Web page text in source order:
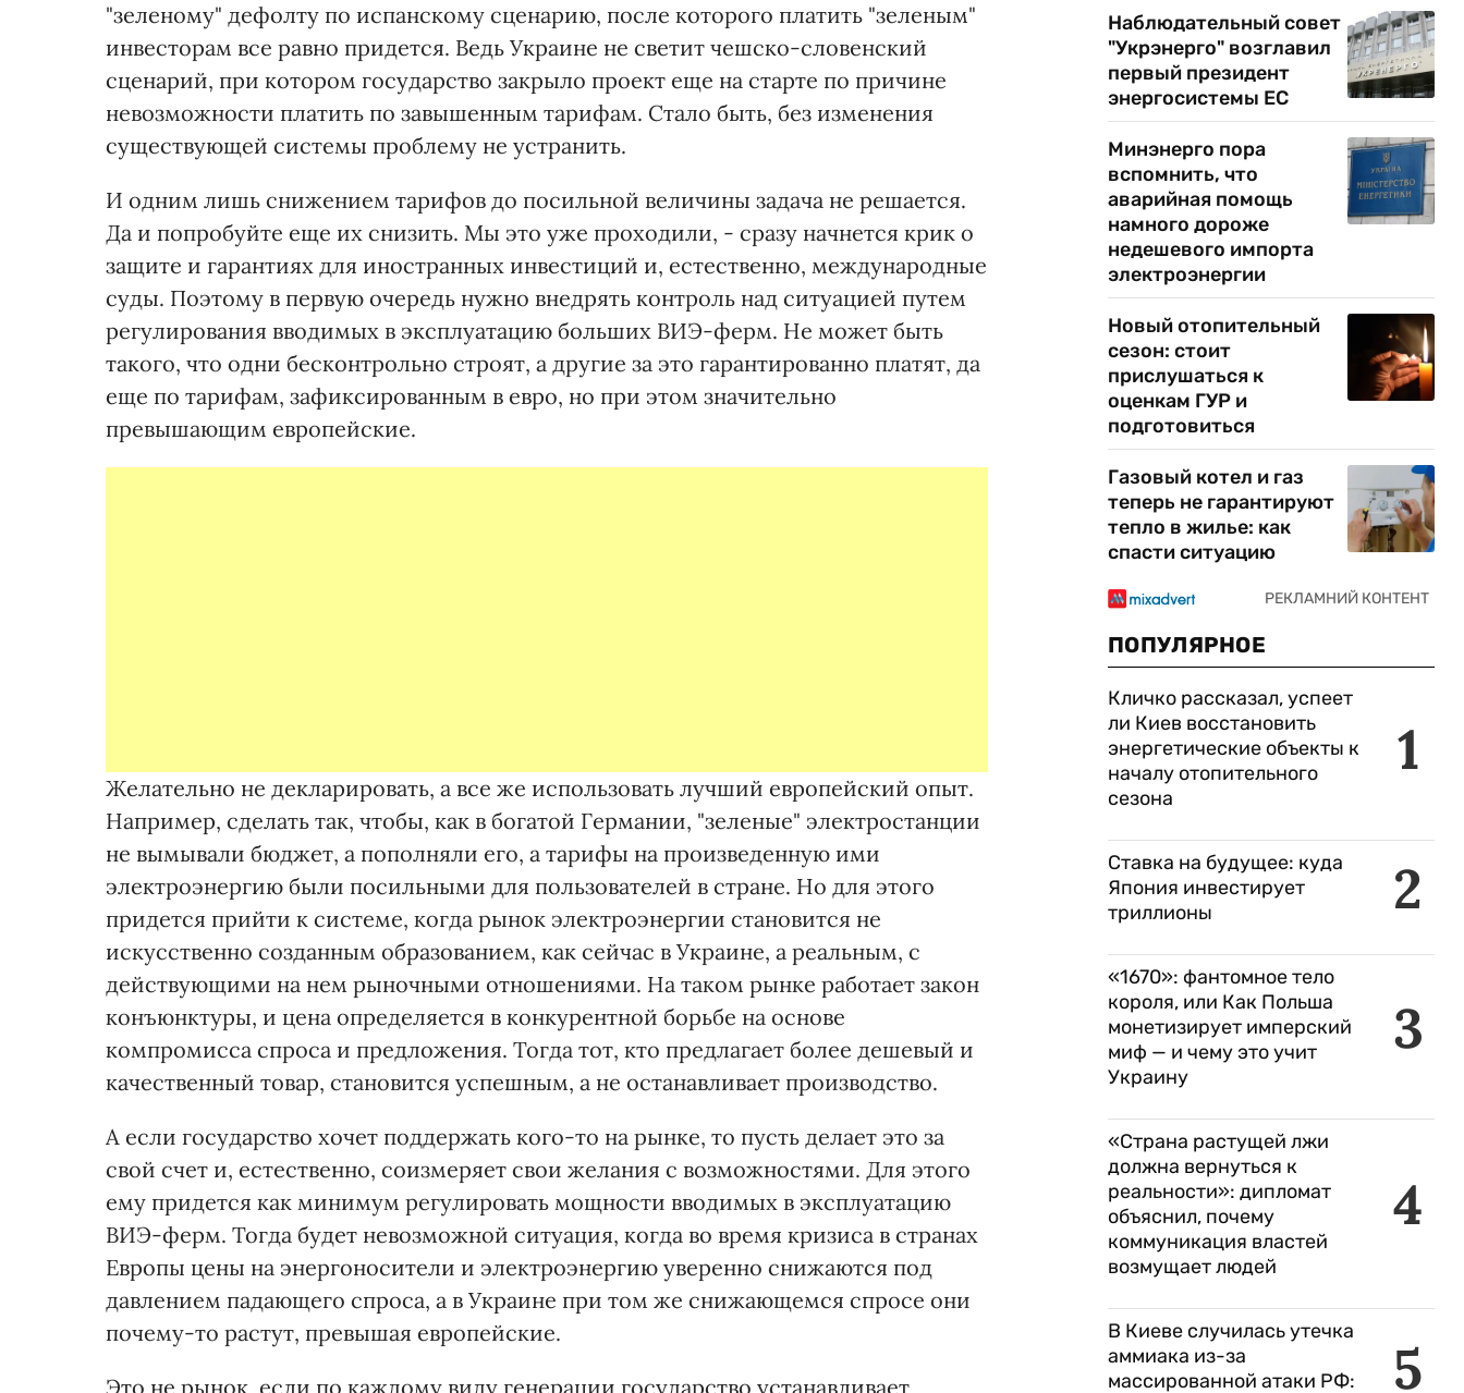
"зеленому" дефолту по испанскому сценарию, после которого платить "зеленым"
инвесторам все равно придется. Ведь Украине не светит чешско-словенский
сценарий, при котором государство закрыло проект еще на старте по причине
невозможности платить по завышенным тарифам. Стало быть, без изменения
существующей системы проблему не устранить.
И одним лишь снижением тарифов до посильной величины задача не решается.
Да и попробуйте еще их снизить. Мы это уже проходили, - сразу начнется крик о
защите и гарантиях для иностранных инвестиций и, естественно, международные
суды. Поэтому в первую очередь нужно внедрять контроль над ситуацией путем
регулирования вводимых в эксплуатацию больших ВИЭ-ферм. Не может быть
такого, что одни бесконтрольно строят, а другие за это гарантированно платят, да
еще по тарифам, зафиксированным в евро, но при этом значительно
превышающим европейские.
Желательно не декларировать, а все же использовать лучший европейский опыт.
Например, сделать так, чтобы, как в богатой Германии, "зеленые" электростанции
не вымывали бюджет, а пополняли его, а тарифы на произведенную ими
электроэнергию были посильными для пользователей в стране. Но для этого
придется прийти к системе, когда рынок электроэнергии становится не
искусственно созданным образованием, как сейчас в Украине, а реальным, с
действующими на нем рыночными отношениями. На таком рынке работает закон
конъюнктуры, и цена определяется в конкурентной борьбе на основе
компромисса спроса и предложения. Тогда тот, кто предлагает более дешевый и
качественный товар, становится успешным, а не останавливает производство.
А если государство хочет поддержать кого-то на рынке, то пусть делает это за
свой счет и, естественно, соизмеряет свои желания с возможностями. Для этого
ему придется как минимум регулировать мощности вводимых в эксплуатацию
ВИЭ-ферм. Тогда будет невозможной ситуация, когда во время кризиса в странах
Европы цены на энергоносители и электроэнергию уверенно снижаются под
давлением падающего спроса, а в Украине при том же снижающемся спросе они
почему-то растут, превышая европейские.
Это не рынок, если по каждому виду генерации государство устанавливает
Наблюдательный совет
"Укрэнерго" возглавил
первый президент
энергосистемы ЕС
Минэнерго пора
вспомнить, что
аварийная помощь
намного дороже
недешевого импорта
электроэнергии
Новый отопительный
сезон: стоит
прислушаться к
оценкам ГУР и
подготовиться
Газовый котел и газ
теперь не гарантируют
тепло в жилье: как
спасти ситуацию
ПОПУЛЯРНОЕ
1
Кличко рассказал, успеет
ли Киев восстановить
энергетические объекты к
началу отопительного
сезона
2
Ставка на будущее: куда
Япония инвестирует
триллионы
3
«1670»: фантомное тело
короля, или Как Польша
монетизирует имперский
миф — и чему это учит
Украину
4
«Страна растущей лжи
должна вернуться к
реальности»: дипломат
объяснил, почему
коммуникация властей
возмущает людей
5
В Киеве случилась утечка
аммиака из-за
массированной атаки РФ: